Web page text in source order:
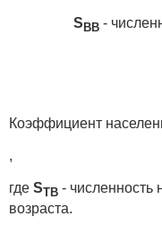
S ВВ -
Коэффициент
,
где SТВ - численность
возраста.